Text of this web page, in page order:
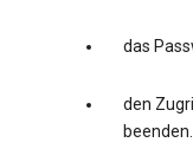
das
den
beenden.